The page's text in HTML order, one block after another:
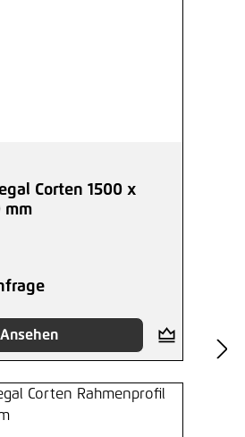
Corten 1500 x
mm
Ansehen